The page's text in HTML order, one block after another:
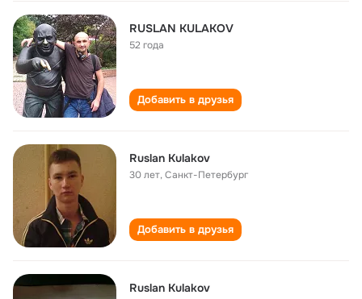
RUSLAN KULAKOV
52 года
Добавить в друзья
Ruslan Kulakov
30 лет,Санкт-Петербург
Добавить в друзья
Ruslan Kulakov